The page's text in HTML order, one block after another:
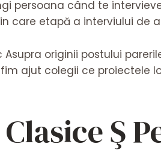
persoana când te
care etapă a interviului de
Asupra originii postului
ajut colegii ce proiectele
Ş